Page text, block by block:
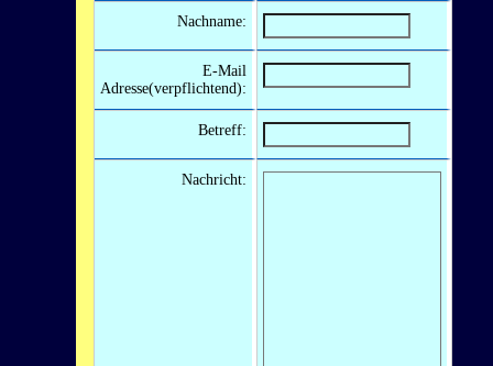
Nachname:
E-Mail
Adresse(verpflichtend):
Betreff:
Nachricht: